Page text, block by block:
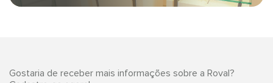
Gostaria de receber mais informações sobre a Roval?